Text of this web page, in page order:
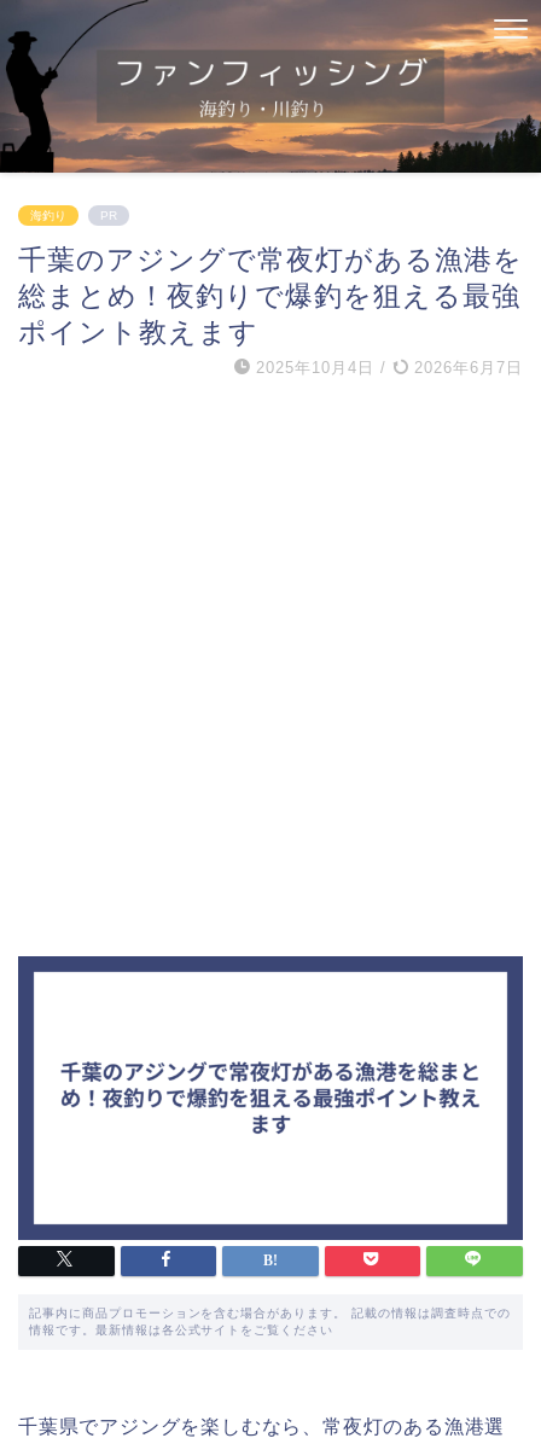
海釣り PR
千葉のアジングで常夜灯がある漁港を
総まとめ！夜釣りで爆釣を狙える最強
ポイント教えます
2025年10月4日 / 2026年6月7日
記事内に商品プロモーションを含む場合があります。 記載の情報は調査時点での
情報です。最新情報は各公式サイトをご覧ください
千葉県でアジングを楽しむなら、常夜灯のある漁港選